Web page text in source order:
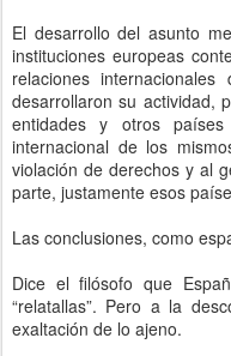
El desarrollo del asunto
instituciones europeas
relaciones
desarrollaron su actividad,
entidades y otros
internacional de los
violación de derechos y al
parte, justamente esos
Las conclusiones, como
Dice el filósofo que
“relatallas”. Pero a la
exaltación de lo ajeno.